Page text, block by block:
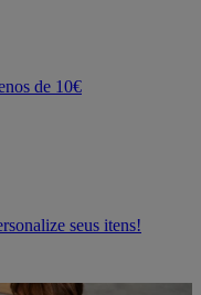
de 10€
seus itens!